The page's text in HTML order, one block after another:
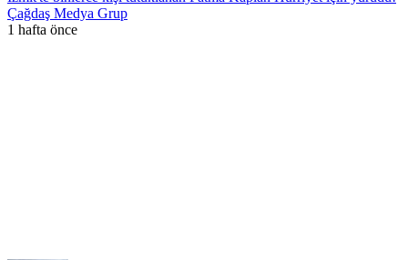
Çağdaş Medya Grup
1 hafta önce